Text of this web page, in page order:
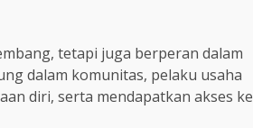
tetapi juga berperan dalam
dalam komunitas, pelaku usaha
diri, serta mendapatkan akses ke